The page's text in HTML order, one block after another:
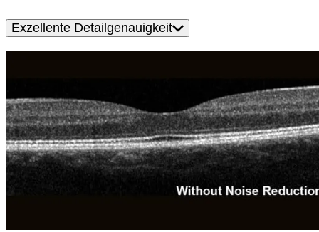
Exzellente Detailgenauigkeit